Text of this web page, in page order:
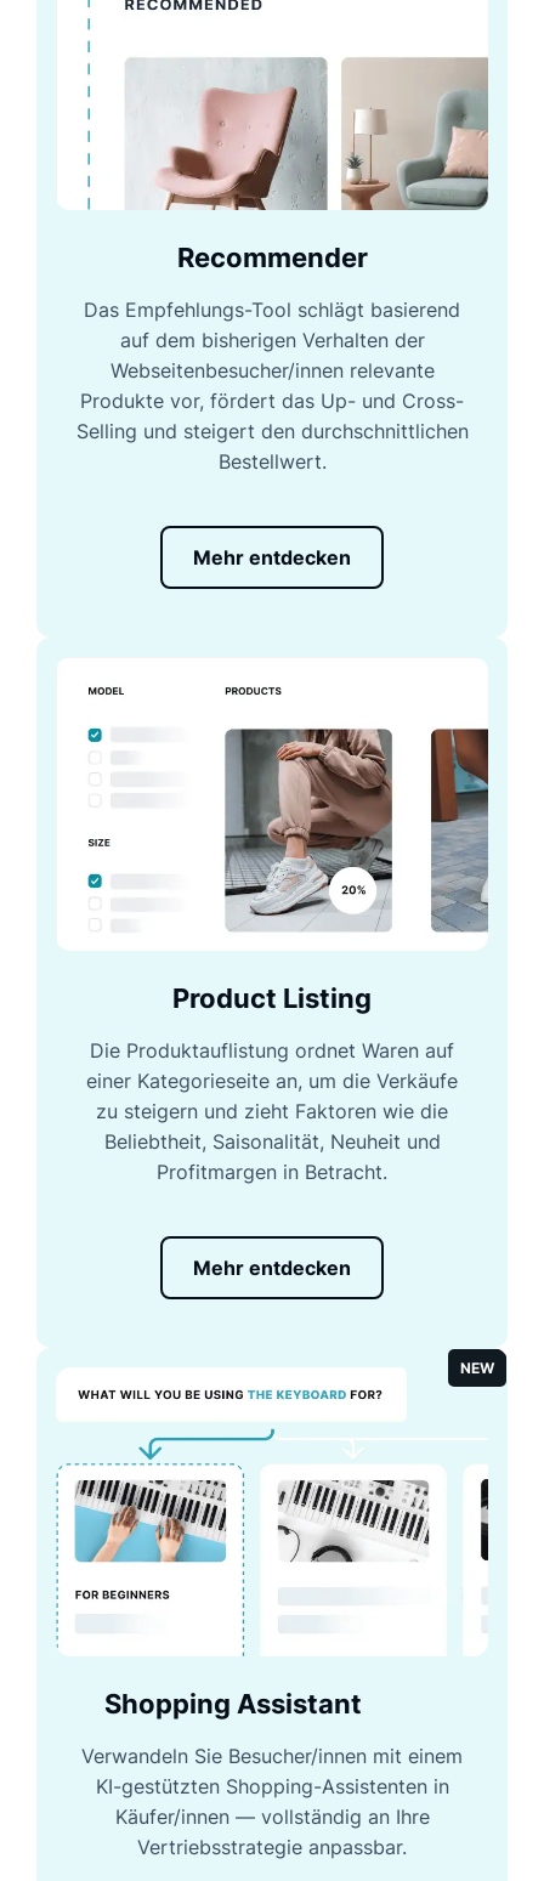
Recommender
Das Empfehlungs-Tool schlägt basierend
auf dem bisherigen Verhalten der
Webseitenbesucher/innen relevante
Produkte vor, fördert das Up- und Cross-
Selling und steigert den durchschnittlichen
Bestellwert.
Mehr entdecken
Product Listing
Die Produktauflistung ordnet Waren auf
einer Kategorieseite an, um die Verkäufe
zu steigern und zieht Faktoren wie die
Beliebtheit, Saisonalität, Neuheit und
Profitmargen in Betracht.
Mehr entdecken
NEW
Shopping Assistant
Verwandeln Sie Besucher/innen mit einem
KI-gestützten Shopping-Assistenten in
Käufer/innen — vollständig an Ihre
Vertriebsstrategie anpassbar.